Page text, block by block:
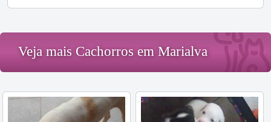
Veja mais Cachorros em Marialva